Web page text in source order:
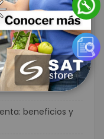
tu
el modelo ideal
cable? Guía
negocio
¿cuál necesita
beneficios y